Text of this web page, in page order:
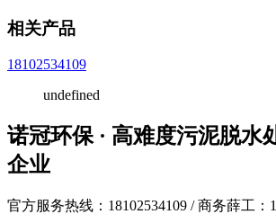
相关产品
18102534109
undefined
诺冠环保 · 高难度污泥脱水
企业
官方服务热线：18102534109 / 商务薛工：